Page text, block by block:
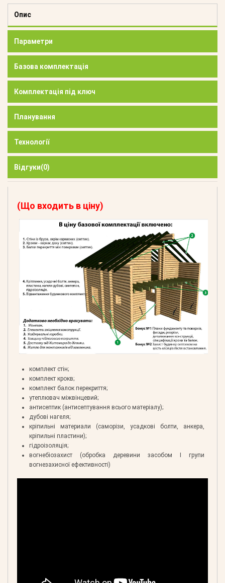
Опис
Параметри
Базова комплектація
Комплектація під ключ
Планування
Технології
Відгуки(0)
(Що входить в ціну)
комплект стін;
комплект крокв;
комплект балок перекриття;
утеплювач міжвінцевий;
антисептик (антисептування всього матеріалу);
дубові нагеля;
кріпильні материали (саморізи, усадкові болти, анкера,
кріпильні пластини);
гідроізоляція;
вогнебіозахист (обробка деревини засобом І групи
вогнезахисної ефективності)